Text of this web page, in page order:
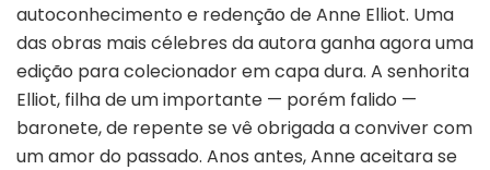
autoconhecimento e redenção de Anne Elliot. Uma
das obras mais célebres da autora ganha agora uma
edição para colecionador em capa dura. A senhorita
Elliot, filha de um importante — porém falido —
baronete, de repente se vê obrigada a conviver com
um amor do passado. Anos antes, Anne aceitara se